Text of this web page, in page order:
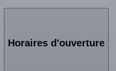
Horaires d'ouverture